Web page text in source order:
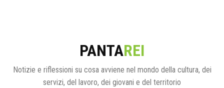
PANTAREI
Notizie e riflessioni su cosa avviene nel mondo della cultura, dei
servizi, del lavoro, dei giovani e del territorio